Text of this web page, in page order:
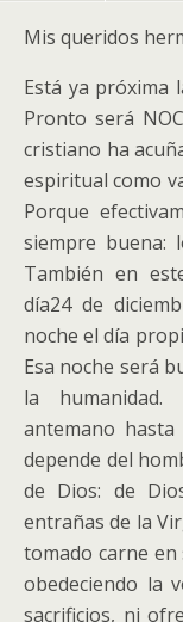
Mis queridos
Está ya próxima
Pronto será
cristiano ha
espiritual como
Porque
siempre buena:
También en
día24 de
noche el día
Esa noche será
la
antemano
depende del
de Dios: de
entrañas de la
tomado carne
obedeciendo la
sacrificios, ni